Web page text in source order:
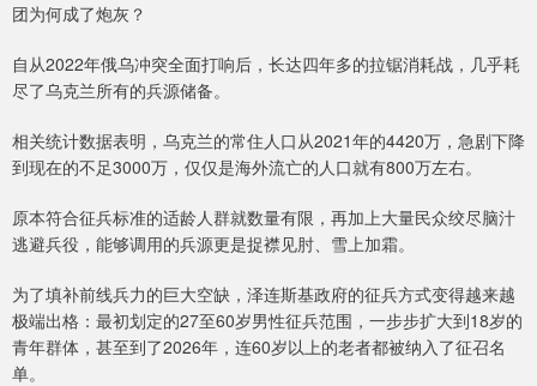
团为何成了炮灰？
自从2022年俄乌冲突全面打响后，长达四年多的拉锯消耗战，几乎耗
尽了乌克兰所有的兵源储备。
相关统计数据表明，乌克兰的常住人口从2021年的4420万，急剧下降
到现在的不足3000万，仅仅是海外流亡的人口就有800万左右。
原本符合征兵标准的适龄人群就数量有限，再加上大量民众绞尽脑汁
逃避兵役，能够调用的兵源更是捉襟见肘、雪上加霜。
为了填补前线兵力的巨大空缺，泽连斯基政府的征兵方式变得越来越
极端出格：最初划定的27至60岁男性征兵范围，一步步扩大到18岁的
青年群体，甚至到了2026年，连60岁以上的老者都被纳入了征召名
单。